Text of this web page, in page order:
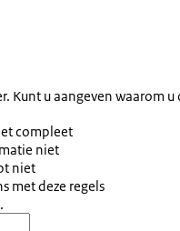
Kunt u aangeven waarom
compleet
niet
niet
met deze regels